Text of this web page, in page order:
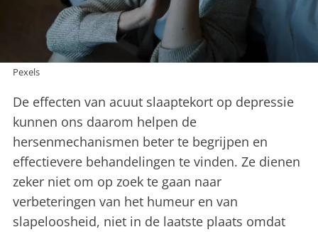
Pexels
De effecten van acuut slaaptekort op depressie
kunnen ons daarom helpen de
hersenmechanismen beter te begrijpen en
effectievere behandelingen te vinden. Ze dienen
zeker niet om op zoek te gaan naar
verbeteringen van het humeur en van
slapeloosheid, niet in de laatste plaats omdat